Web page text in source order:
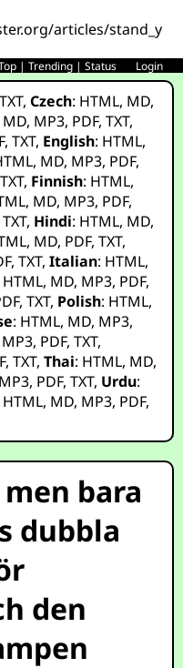
articles/
|Trending |Status Login
TXT,Czech: HTML, MD,
MD, MP3, PDF,TXT,
,TXT, English: HTML,
, MD, MP3, PDF,
TXT, Finnish: HTML,
, MD, MP3, PDF,
TXT, Hindi: HTML, MD,
, MD, PDF,TXT,
,TXT,Italian: HTML,
HTML, MD, MP3, PDF,
,TXT, Polish: HTML,
: HTML, MD, MP3,
MP3, PDF,TXT,
,TXT,Thai: HTML, MD,
MP3, PDF,TXT, Urdu:
HTML, MD, MP3, PDF,
bara
dubbla
den